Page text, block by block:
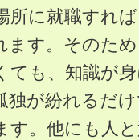
所に就職すれ
ます。そのた
ても、知識が
独が紛れるだ
す。他にも人